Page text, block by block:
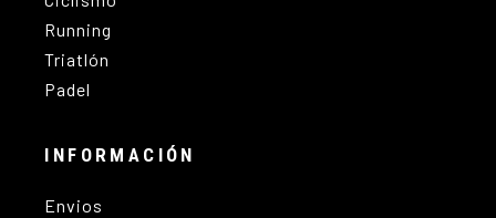
Running
Triatlón
Padel
INFORMACIÓN
Envios